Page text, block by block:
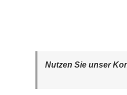
Nutzen Sie unser